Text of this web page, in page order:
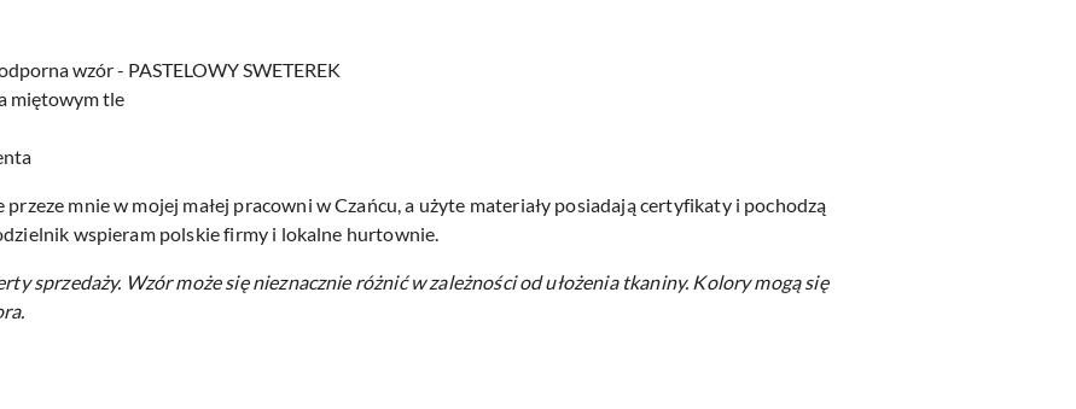
wzór - PASTELOWY SWETEREK
miętowym tle
mnie w mojej małej pracowni w Czańcu, a użyte materiały posiadają certyfikaty i pochodzą
wspieram polskie firmy i lokalne hurtownie.
sprzedaży. Wzór może się nieznacznie różnić w zależności od ułożenia tkaniny. Kolory mogą się